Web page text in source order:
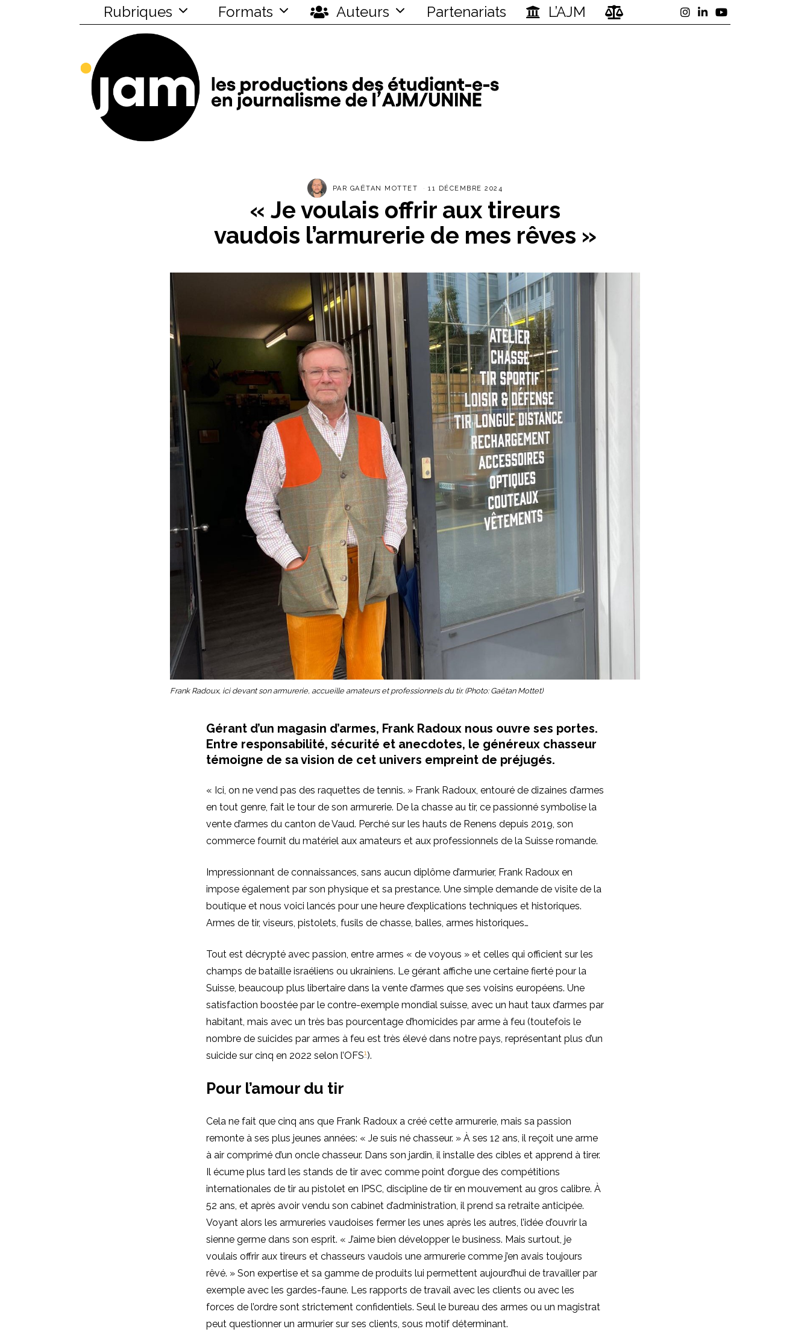
Rubriques Formats Auteurs Partenariats L’AJM
PAR GAËTAN MOTTET 11 DÉCEMBRE 2024
« Je voulais offrir aux tireurs
vaudois l’armurerie de mes rêves »
Frank Radoux, ici devant son armurerie, accueille amateurs et professionnels du tir. (Photo: Gaëtan Mottet)
Gérant d’un magasin d’armes, Frank Radoux nous ouvre ses portes.
Entre responsabilité, sécurité et anecdotes, le généreux chasseur
témoigne de sa vision de cet univers empreint de préjugés.
« Ici, on ne vend pas des raquettes de tennis. » Frank Radoux, entouré de dizaines d’armes
en tout genre, fait le tour de son armurerie. De la chasse au tir, ce passionné symbolise la
vente d’armes du canton de Vaud. Perché sur les hauts de Renens depuis 2019, son
commerce fournit du matériel aux amateurs et aux professionnels de la Suisse romande.
Impressionnant de connaissances, sans aucun diplôme d’armurier, Frank Radoux en
impose également par son physique et sa prestance. Une simple demande de visite de la
boutique et nous voici lancés pour une heure d’explications techniques et historiques.
Armes de tir, viseurs, pistolets, fusils de chasse, balles, armes historiques…
Tout est décrypté avec passion, entre armes « de voyous » et celles qui officient sur les
champs de bataille israéliens ou ukrainiens. Le gérant affiche une certaine fierté pour la
Suisse, beaucoup plus libertaire dans la vente d’armes que ses voisins européens. Une
satisfaction boostée par le contre-exemple mondial suisse, avec un haut taux d’armes par
habitant, mais avec un très bas pourcentage d’homicides par arme à feu (toutefois le
nombre de suicides par armes à feu est très élevé dans notre pays, représentant plus d’un
suicide sur cinq en 2022 selon l’OFS1 ).
Pour l’amour du tir
Cela ne fait que cinq ans que Frank Radoux a créé cette armurerie, mais sa passion
remonte à ses plus jeunes années: « Je suis né chasseur. » À ses 12 ans, il reçoit une arme
à air comprimé d’un oncle chasseur. Dans son jardin, il installe des cibles et apprend à tirer.
Il écume plus tard les stands de tir avec comme point d’orgue des compétitions
internationales de tir au pistolet en IPSC, discipline de tir en mouvement au gros calibre. À
52 ans, et après avoir vendu son cabinet d’administration, il prend sa retraite anticipée.
Voyant alors les armureries vaudoises fermer les unes après les autres, l’idée d’ouvrir la
sienne germe dans son esprit. « J’aime bien développer le business. Mais surtout, je
voulais offrir aux tireurs et chasseurs vaudois une armurerie comme j’en avais toujours
rêvé. » Son expertise et sa gamme de produits lui permettent aujourd’hui de travailler par
exemple avec les gardes-faune. Les rapports de travail avec les clients ou avec les
forces de l’ordre sont strictement confidentiels. Seul le bureau des armes ou un magistrat
peut questionner un armurier sur ses clients, sous motif déterminant.